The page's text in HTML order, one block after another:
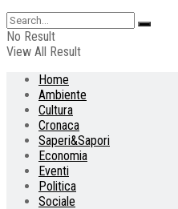
No Result
View All Result
Home
Ambiente
Cultura
Cronaca
Saperi&Sapori
Economia
Eventi
Politica
Sociale